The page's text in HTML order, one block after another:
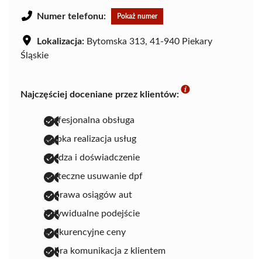
Numer telefonu: Pokaż numer
Lokalizacja: Bytomska 313, 41-940 Piekary
Śląskie
Najczęściej doceniane przez klientów:
profesjonalna obsługa
szybka realizacja usług
wiedza i doświadczenie
skuteczne usuwanie dpf
poprawa osiągów aut
indywidualne podejście
konkurencyjne ceny
dobra komunikacja z klientem